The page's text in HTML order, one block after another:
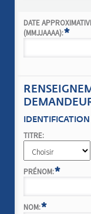
DATE
(MMJJAAAA):*
IDENTIFICATION
TITRE:
PRÉNOM:*
NOM:*